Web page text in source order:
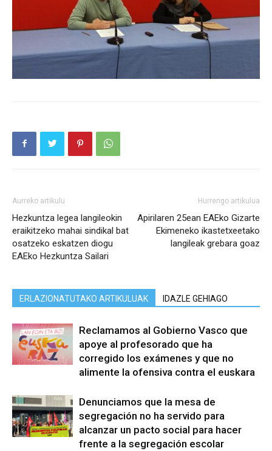
Aurreko artikulu
Hezkuntza legea langileokin
eraikitzeko mahai sindikal bat
osatzeko eskatzen diogu
EAEko Hezkuntza Sailari
Hurrengo artikulua
Apirilaren 25ean EAEko Gizarte
Ekimeneko ikastetxeetako
langileak grebara goaz
ERLAZIONATUTAKO ARTIKULUAK IDAZLE GEHIAGO
Reclamamos al Gobierno Vasco que
apoye al profesorado que ha
corregido los exámenes y que no
alimente la ofensiva contra el euskara
Denunciamos que la mesa de
segregación no ha servido para
alcanzar un pacto social para hacer
frente a la segregación escolar